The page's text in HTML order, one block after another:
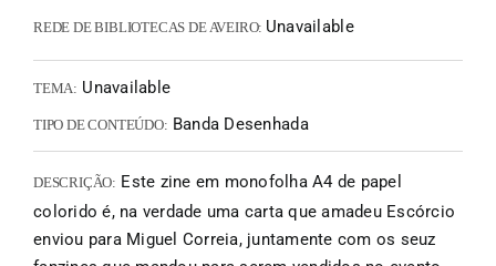
REDE DE BIBLIOTECAS DE AVEIRO: Unavailable
TEMA: Unavailable
TIPO DE CONTEÚDO: Banda Desenhada
DESCRIÇÃO: Este zine em monofolha A4 de papel
colorido é, na verdade uma carta que amadeu Escórcio
enviou para Miguel Correia, juntamente com os seuz